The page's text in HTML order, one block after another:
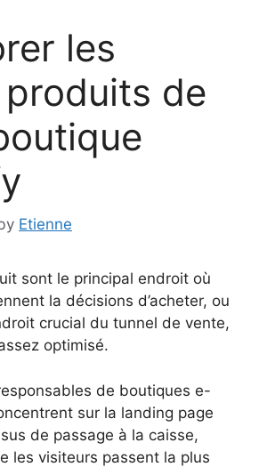
les
de
Etienne
sont le principal endroit où
la décisions d’acheter, ou
crucial du tunnel de vente,
optimisé.
de boutiques e-
sur la landing page
de passage à la caisse,
les visiteurs passent la plus